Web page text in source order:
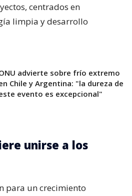
centrados en
limpia y desarrollo
advierte sobre frío extremo
Chile y Argentina: "la dureza de
evento es excepcional"
unirse a los
para un crecimiento